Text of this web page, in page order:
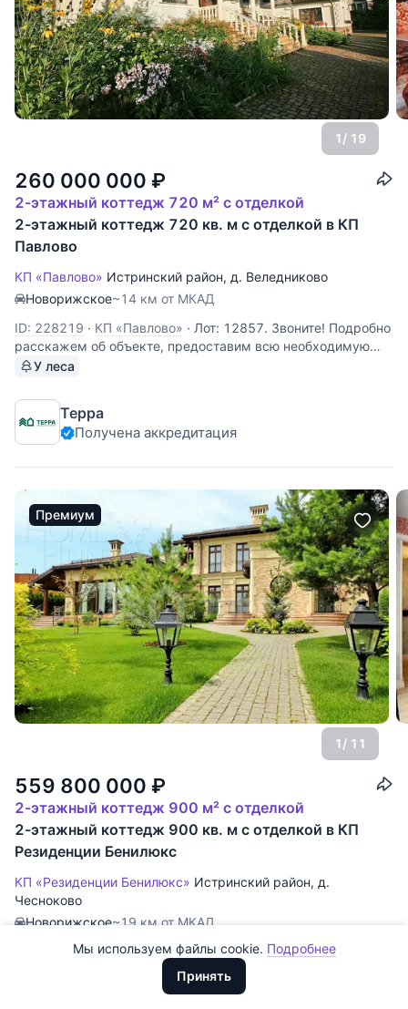
1/ 19
260 000 000 ₽
2-этажный коттедж 720 м² с отделкой
2-этажный коттедж 720 кв. м с отделкой в КП
Павлово
КП «Павлово» Истринский район, д. Веледниково
Новорижское~14 км от МКАД
ID: 228219 · КП «Павлово» · Лот: 12857. Звоните! Подробно
расскажем об объекте, предоставим всю необходимую
информацию и оперативно покажем!
У леса
Терра
Получена аккредитация
Премиум
1/ 11
559 800 000 ₽
2-этажный коттедж 900 м² с отделкой
2-этажный коттедж 900 кв. м с отделкой в КП
Резиденции Бенилюкс
КП «Резиденции Бенилюкс» Истринский район, д.
Чесноково
Новорижское~19 км от МКАД
ID: 228185· КП «Резиденции Бенилюкс» ·Лот: 13408.
Звоните! Подробно расскажем об объекте, предоставим
всю необходимую информацию и оперативно покажем!
Сегодня
Вчера
За неделю
ДолларыМы используем файлы cookie. Подробнее
ООО "ХоумХантер" использует cookie для обеспечения
функционирования веб-сайта, аналитики действий на веб-сайте
Принять